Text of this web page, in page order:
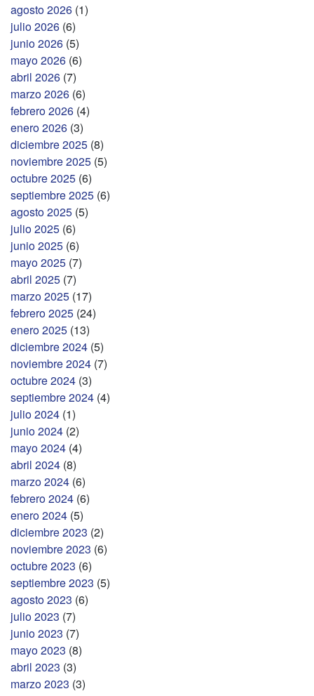
agosto 2026 (1)
julio 2026 (6)
junio 2026 (5)
mayo 2026 (6)
abril 2026 (7)
marzo 2026 (6)
febrero 2026 (4)
enero 2026 (3)
diciembre 2025 (8)
noviembre 2025 (5)
octubre 2025 (6)
septiembre 2025 (6)
agosto 2025 (5)
julio 2025 (6)
junio 2025 (6)
mayo 2025 (7)
abril 2025 (7)
marzo 2025 (17)
febrero 2025 (24)
enero 2025 (13)
diciembre 2024 (5)
noviembre 2024 (7)
octubre 2024 (3)
septiembre 2024 (4)
julio 2024 (1)
junio 2024 (2)
mayo 2024 (4)
abril 2024 (8)
marzo 2024 (6)
febrero 2024 (6)
enero 2024 (5)
diciembre 2023 (2)
noviembre 2023 (6)
octubre 2023 (6)
septiembre 2023 (5)
agosto 2023 (6)
julio 2023 (7)
junio 2023 (7)
mayo 2023 (8)
abril 2023 (3)
marzo 2023 (3)